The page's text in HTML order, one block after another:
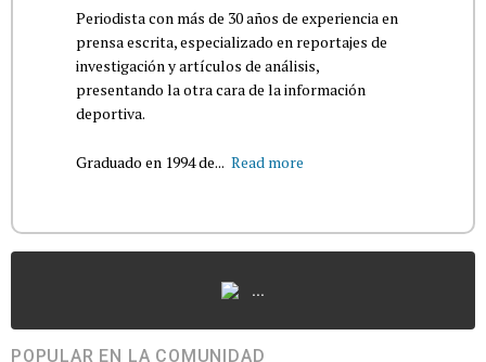
Periodista con más de 30 años de experiencia en
prensa escrita, especializado en reportajes de
investigación y artículos de análisis,
presentando la otra cara de la información
deportiva.
Graduado en 1994 de... Read more
...
POPULAR EN LA COMUNIDAD